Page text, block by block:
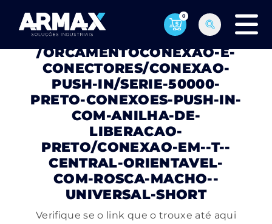
0
PÁGINA NÃO ENCONTRADA
/ORCAMENTOCONEXAO-E-
CONECTORES/CONEXAO-
PUSH-IN/SERIE-50000-
PRETO-CONEXOES-PUSH-IN-
COM-ANILHA-DE-
LIBERACAO-
PRETO/CONEXAO-EM--T--
CENTRAL-ORIENTAVEL-
COM-ROSCA-MACHO--
UNIVERSAL-SHORT
Verifique se o link que o trouxe até aqui